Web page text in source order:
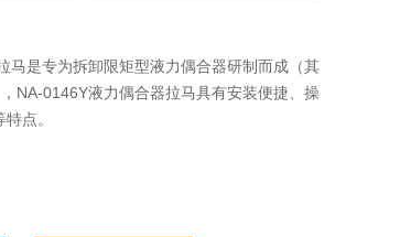
马是专为拆卸限矩型液力偶合器研制而成（其
NA-0146Y液力偶合器拉马具有安装便捷、操
点。